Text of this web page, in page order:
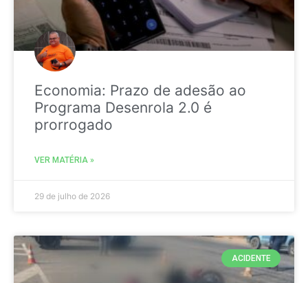
Economia: Prazo de adesão ao
Programa Desenrola 2.0 é
prorrogado
VER MATÉRIA »
29 de julho de 2026
ACIDENTE